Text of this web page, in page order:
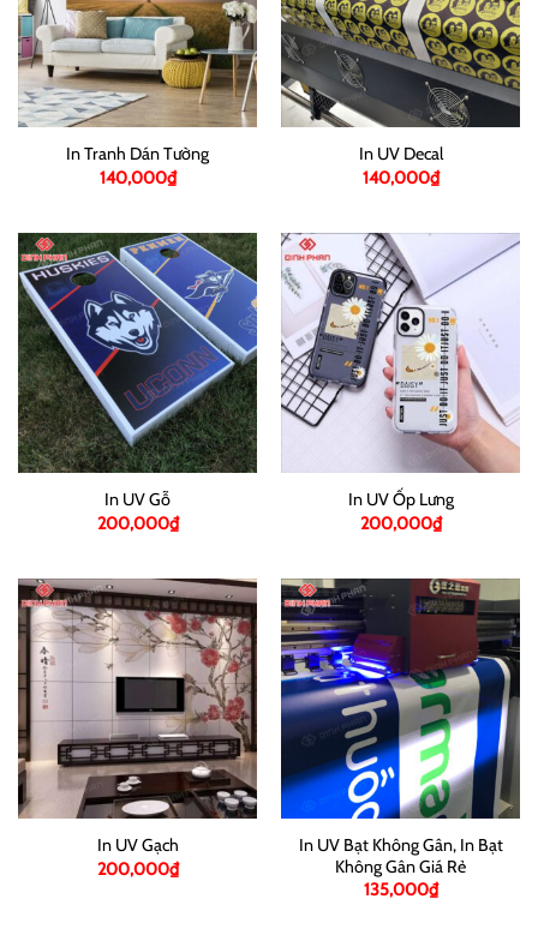
In Tranh Dán Tường
140,000₫
In UV Decal
140,000₫
In UV Gỗ
200,000₫
In UV Ốp Lưng
200,000₫
In UV Gạch
200,000₫
In UV Bạt Không Gân, In Bạt
Không Gân Giá Rẻ
135,000₫